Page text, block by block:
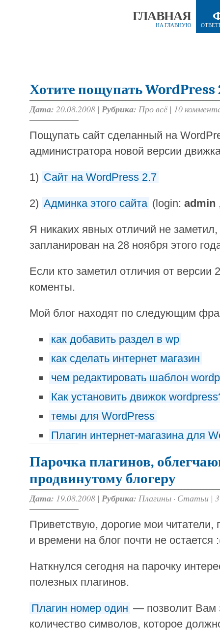
ГЛАВНАЯ
НА ГЛАВНУЮ
Хотите пощупать WordPress
Дата: 20.08.2008 | Рубрика: Про всё | 10
Пощупать сайт сделанный на
администратора новой версии
1) Сайт на WordPress 2.7
2) Админка этого сайта (login: admin
Я никаких явных отличий не заметил,
запланирован на 28 ноября этого
Если кто заметил отличия от версии
коменты.
Мой блог находят по следующим
как добавить раздел в wp
как сделать интернет магазин
чем редактировать шаблон
Как установить движок
темы для WordPress
Плагин интернет-магазина для
Парочка плагинов,
продвинутому блогеру
Дата: 19.08.2008 | Рубрика: Плагины · Статьи |
Приветствую, дорогие мои
и времени на блог почти не остается
Наткнулся сегодня на парочку
полезных плагинов.
Плагин номер один — позволит Вам
количество символов, которое